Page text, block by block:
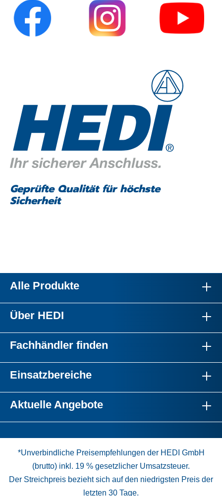
Geprüfte Qualität für höchste
Sicherheit
Alle Produkte
Über HEDI
Fachhändler finden
Einsatzbereiche
Aktuelle Angebote
*Unverbindliche Preisempfehlungen der HEDI GmbH
(brutto) inkl. 19 % gesetzlicher Umsatzsteuer.
Der Streichpreis bezieht sich auf den niedrigsten Preis der
letzten 30 Tage.